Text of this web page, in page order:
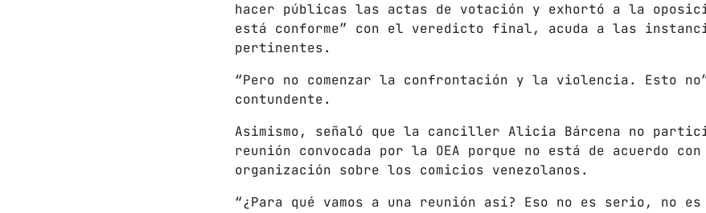
hacer públicas las actas de votación y exhortó a la
está conforme” con el veredicto final, acuda a las
pertinentes.
“Pero no comenzar la confrontación y la violencia. Esto
contundente.
Asimismo, señaló que la canciller Alicia Bárcena no
reunión convocada por la OEA porque no está de acuerdo
organización sobre los comicios venezolanos.
“¿Para qué vamos a una reunión así? Eso no es serio, no es